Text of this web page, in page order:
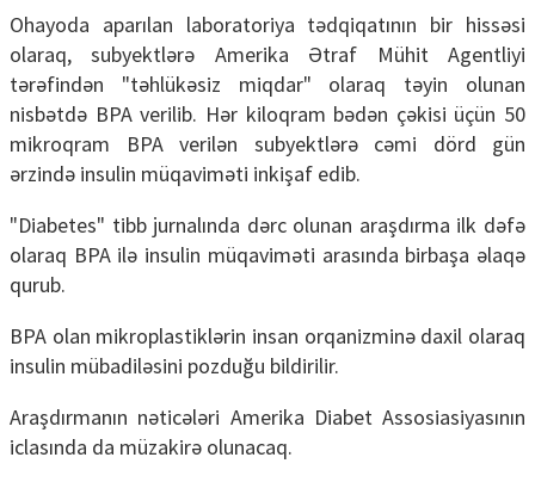
Ohayoda aparılan laboratoriya tədqiqatının bir hissəsi
olaraq, subyektlərə Amerika Ətraf Mühit Agentliyi
tərəfindən "təhlükəsiz miqdar" olaraq təyin olunan
nisbətdə BPA verilib. Hər kiloqram bədən çəkisi üçün 50
mikroqram BPA verilən subyektlərə cəmi dörd gün
ərzində insulin müqaviməti inkişaf edib.
"Diabetes" tibb jurnalında dərc olunan araşdırma ilk dəfə
olaraq BPA ilə insulin müqaviməti arasında birbaşa əlaqə
qurub.
BPA olan mikroplastiklərin insan orqanizminə daxil olaraq
insulin mübadiləsini pozduğu bildirilir.
Araşdırmanın nəticələri Amerika Diabet Assosiasiyasının
iclasında da müzakirə olunacaq.